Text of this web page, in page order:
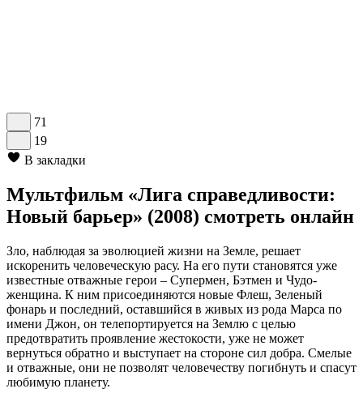
71
19
В закладки
Мультфильм «Лига справедливости:
Новый барьер» (2008) смотреть онлайн
Зло, наблюдая за эволюцией жизни на Земле, решает
искоренить человеческую расу. На его пути становятся уже
известные отважные герои – Супермен, Бэтмен и Чудо-
женщина. К ним присоединяются новые Флеш, Зеленый
фонарь и последний, оставшийся в живых из рода Марса по
имени Джон, он телепортируется на Землю с целью
предотвратить проявление жестокости, уже не может
вернуться обратно и выступает на стороне сил добра. Смелые
и отважные, они не позволят человечеству погибнуть и спасут
любимую планету.